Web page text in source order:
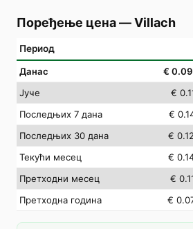
Поређење цена—Villach
Период
Данас €
Јуче
€
Последњих 7 дана
€
Последњих 30 дана
€
Текући месец
€
Претходни месец
€
Претходна година
€